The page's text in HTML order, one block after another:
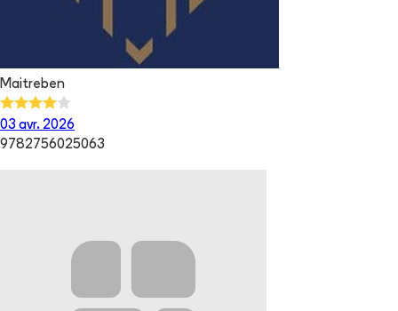
Maitreben
03 avr. 2026
9782756025063